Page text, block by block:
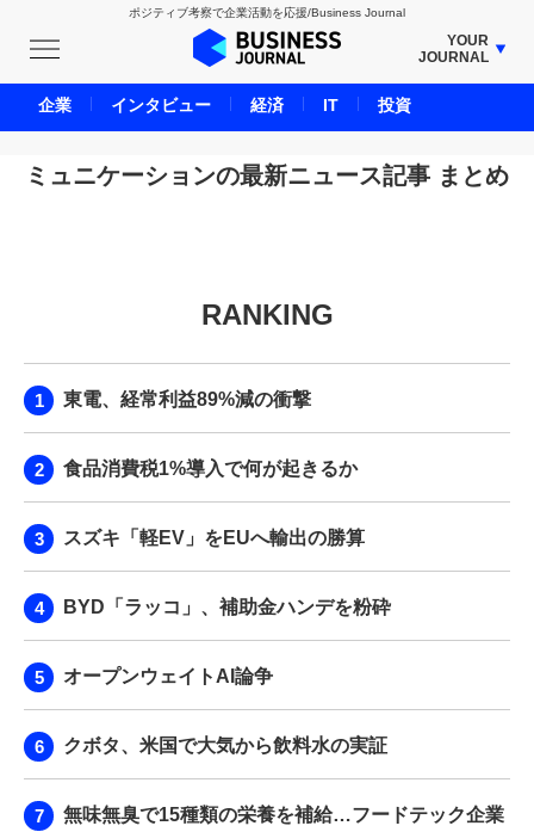
ポジティブ考察で企業活動を応援/Business Journal
YOUR
JOURNAL
BUSINESS JOURNAL
UNICORN JOURNAL
CARBON CREDITS JOURNAL
LIFE ENDING JOURNAL
BPaaS JOURNAL
ミュニケーションの最新ニュース記事 まとめ
RANKING
東電、経常利益89%減の衝撃
食品消費税1%導入で何が起きるか
スズキ「軽EV」をEUへ輸出の勝算
BYD「ラッコ」、補助金ハンデを粉砕
オープンウェイトAI論争
クボタ、米国で大気から飲料水の実証
無味無臭で15種類の栄養を補給…フードテック企業
企業 インタビュー 経済 IT 投資